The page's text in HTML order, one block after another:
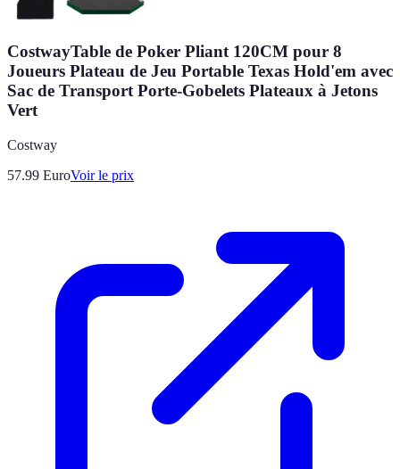
CostwayTable de Poker Pliant 120CM pour 8
Joueurs Plateau de Jeu Portable Texas Hold'em avec
Sac de Transport Porte-Gobelets Plateaux à Jetons
Vert
Costway
57.99 EuroVoir le prix